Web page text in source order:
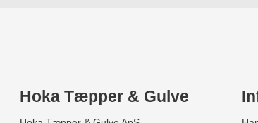
Hoka Tæpper & Gulve